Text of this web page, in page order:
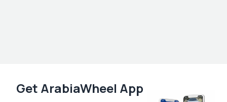
Get ArabiaWheel App